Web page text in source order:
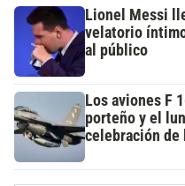
Lionel Messi
velatorio
al público
Los aviones F
porteño y el
celebración de